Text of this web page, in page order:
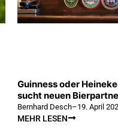
Guinness oder
sucht neuen
Bernhard Desch–19. April
MEHR LESEN